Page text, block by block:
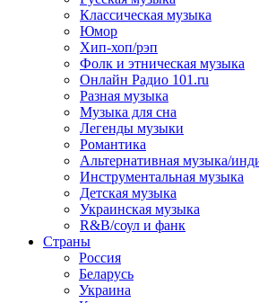
Классическая музыка
Юмор
Хип-хоп/рэп
Фолк и этническая музыка
Онлайн Радио 101.ru
Разная музыка
Музыка для сна
Легенды музыки
Романтика
Альтернативная музыка/
Инструментальная музыка
Детская музыка
Украинская музыка
R&B/cоул и фанк
Страны
Россия
Беларусь
Украина